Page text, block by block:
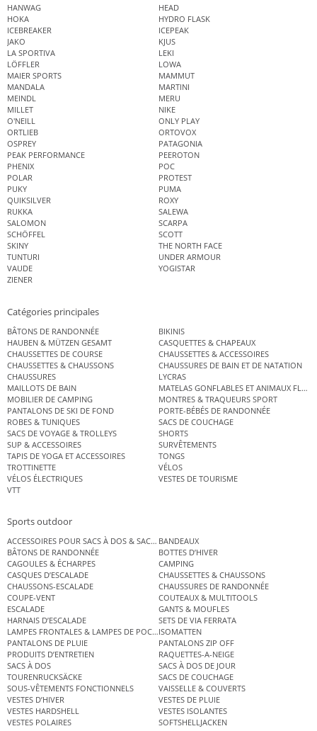
HANWAG
HEAD
HOKA
HYDRO FLASK
ICEBREAKER
ICEPEAK
JAKO
KJUS
LA SPORTIVA
LEKI
LÖFFLER
LOWA
MAIER SPORTS
MAMMUT
MANDALA
MARTINI
MEINDL
MERU
MILLET
NIKE
O'NEILL
ONLY PLAY
ORTLIEB
ORTOVOX
OSPREY
PATAGONIA
PEAK PERFORMANCE
PEEROTON
PHENIX
POC
POLAR
PROTEST
PUKY
PUMA
QUIKSILVER
ROXY
RUKKA
SALEWA
SALOMON
SCARPA
SCHÖFFEL
SCOTT
SKINY
THE NORTH FACE
TUNTURI
UNDER ARMOUR
VAUDE
YOGISTAR
ZIENER
Catégories principales
BÂTONS DE RANDONNÉE
BIKINIS
HAUBEN & MÜTZEN GESAMT
CASQUETTES & CHAPEAUX
CHAUSSETTES DE COURSE
CHAUSSETTES & ACCESSOIRES
CHAUSSETTES & CHAUSSONS
CHAUSSURES DE BAIN ET DE NATATION
CHAUSSURES
LYCRAS
MAILLOTS DE BAIN
MATELAS GONFLABLES ET ANIMAUX
MOBILIER DE CAMPING
MONTRES & TRAQUEURS SPORT
PANTALONS DE SKI DE FOND
PORTE-BÉBÉS DE RANDONNÉE
ROBES & TUNIQUES
SACS DE COUCHAGE
SACS DE VOYAGE & TROLLEYS
SHORTS
SUP & ACCESSOIRES
SURVÊTEMENTS
TAPIS DE YOGA ET ACCESSOIRES
TONGS
TROTTINETTE
VÉLOS
VÉLOS ÉLECTRIQUES
VESTES DE TOURISME
VTT
Sports outdoor
ACCESSOIRES POUR SACS À DOS & SACS ÉTANCHES
BANDEAUX
BÂTONS DE RANDONNÉE
BOTTES D’HIVER
CAGOULES & ÉCHARPES
CAMPING
CASQUES D’ESCALADE
CHAUSSETTES & CHAUSSONS
CHAUSSONS-ESCALADE
CHAUSSURES DE RANDONNÉE
COUPE-VENT
COUTEAUX & MULTITOOLS
ESCALADE
GANTS & MOUFLES
HARNAIS D’ESCALADE
SETS DE VIA FERRATA
LAMPES FRONTALES & LAMPES DE POCHEISOMATTEN
PANTALONS DE PLUIE
PANTALONS ZIP OFF
PRODUITS D’ENTRETIEN
RAQUETTES-A-NEIGE
SACS À DOS
SACS À DOS DE JOUR
TOURENRUCKSÄCKE
SACS DE COUCHAGE
SOUS-VÊTEMENTS FONCTIONNELS
VAISSELLE & COUVERTS
VESTES D’HIVER
VESTES DE PLUIE
VESTES HARDSHELL
VESTES ISOLANTES
VESTES POLAIRES
SOFTSHELLJACKEN